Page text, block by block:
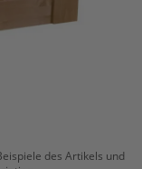
des Artikels und